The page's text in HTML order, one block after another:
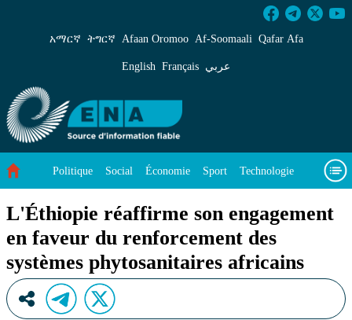
L&#39;Éthiopie réaffirme son engagement en
አማርኛ ትግርኛ Afaan Oromoo Af‑Soomaali Qafar Afa
English Français عربي
Politique Social Économie Sport Technologie
Environnement
L'Éthiopie réaffirme son engagement
en faveur du renforcement des
systèmes phytosanitaires africains